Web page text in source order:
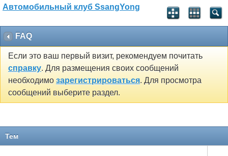
Автомобильный клуб SsangYong
FAQ
Если это ваш первый визит, рекомендуем почитать
справку. Для размещения своих сообщений
необходимо зарегистрироваться. Для просмотра
сообщений выберите раздел.
Тем